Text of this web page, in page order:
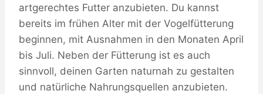
artgerechtes Futter anzubieten. Du kannst
bereits im frühen Alter mit der Vogelfütterung
beginnen, mit Ausnahmen in den Monaten April
bis Juli. Neben der Fütterung ist es auch
sinnvoll, deinen Garten naturnah zu gestalten
und natürliche Nahrungsquellen anzubieten.